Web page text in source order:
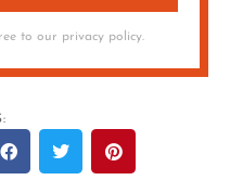
to our privacy policy.